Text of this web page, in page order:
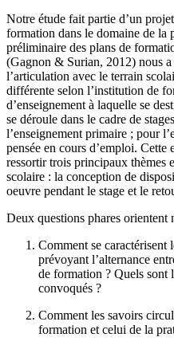
Notre étude fait partie d’un
formation dans le domaine de la
préliminaire des plans de
(Gagnon & Surian, 2012) nous a
l’articulation avec le terrain
différente selon l’institution de
d’enseignement à laquelle se
se déroule dans le cadre de
l’enseignement primaire ; pour
pensée en cours d’emploi.
ressortir trois principaux thèmes
scolaire : la conception de
oeuvre pendant le stage et le
Deux questions phares orientent
Comment se
prévoyant l’alternance
de formation ? Quels sont
convoqués ?
Comment les savoirs
formation et celui de la